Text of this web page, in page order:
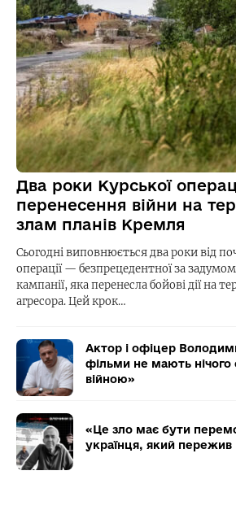
Два роки Курської
перенесення війни на
злам планів Кремля
Сьогодні виповнюється два роки від
операції — безпрецедентної за
кампанії, яка перенесла бойові дії на
агресора. Цей крок…
Актор і офіцер
фільми не мають нічого
війною»
«Це зло має бути
українця, який пережив